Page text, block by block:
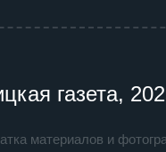
газета,
материалов и